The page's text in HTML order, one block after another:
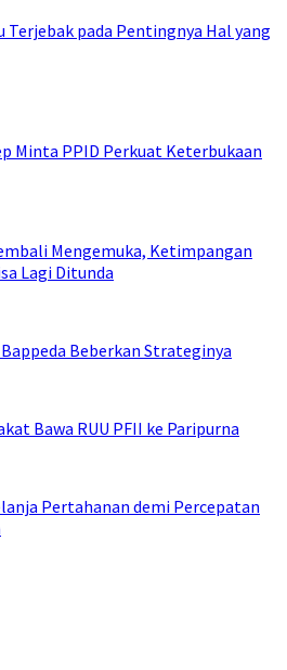
Terjebak pada Pentingnya Hal yang
Minta PPID Perkuat Keterbukaan
Mengemuka, Ketimpangan
Lagi Ditunda
Beberkan Strateginya
Bawa RUU PFII ke Paripurna
Pertahanan demi Percepatan